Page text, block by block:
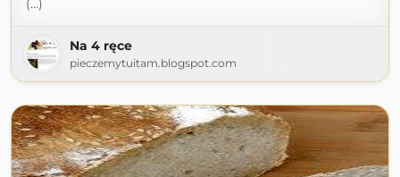
(...)
Na 4 ręce
pieczemytuitam.blogspot.com